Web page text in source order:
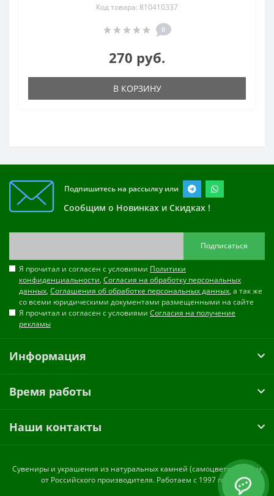
Код товара: 810410337
0
270 руб.
В КОРЗИНУ
Подпишитесь на рассылку или
Сообщим о Новинках и Скидках !
Подписаться
Я прочитал и согласен с условиями Политики
конфиденциальности, Согласия на обработку персональных
данных, Соглашения об обработке персональных данных, а так же
со всеми юридическими документами размещенными на сайте
Я прочитал и согласен с условиями Согласия на получение
рекламы
Информация
Время работы
Наши контакты
Cувениры и украшения из натуральных камней (самоцветов) оптом
от Российского производителя. Работаем с 1997 года